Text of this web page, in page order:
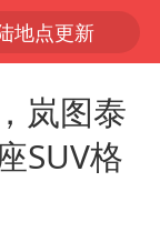
以“新”破局 首发经济点亮城市消费活力
佛得角门将亮相智利俱乐部主场
中方回应是否在太平洋海底开采稀土
岚图泰
SUV格